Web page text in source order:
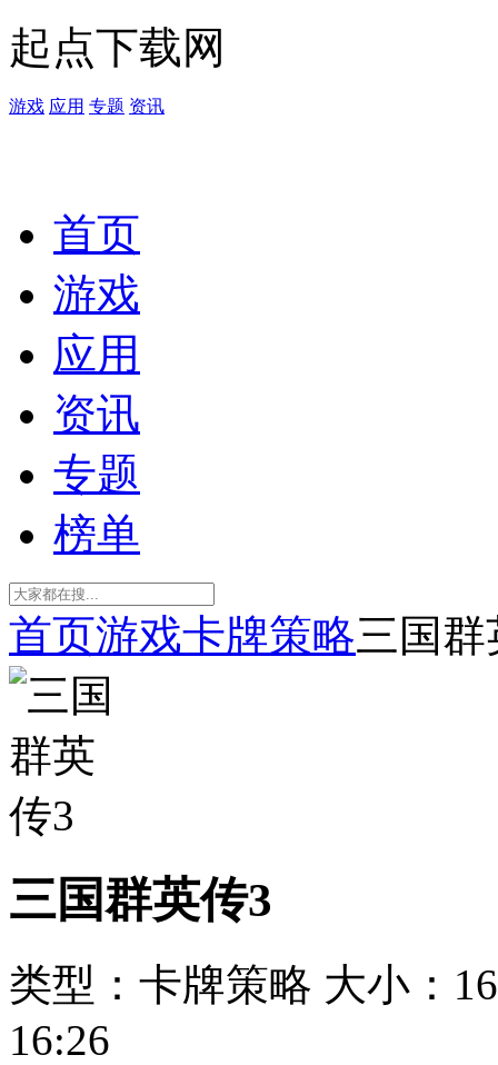
起点下载网
游戏 应用 专题 资讯
首页
游戏
应用
资讯
专题
榜单
首页游戏卡牌策略三国群
三国群英传3
类型：卡牌策略 大小：
16:26